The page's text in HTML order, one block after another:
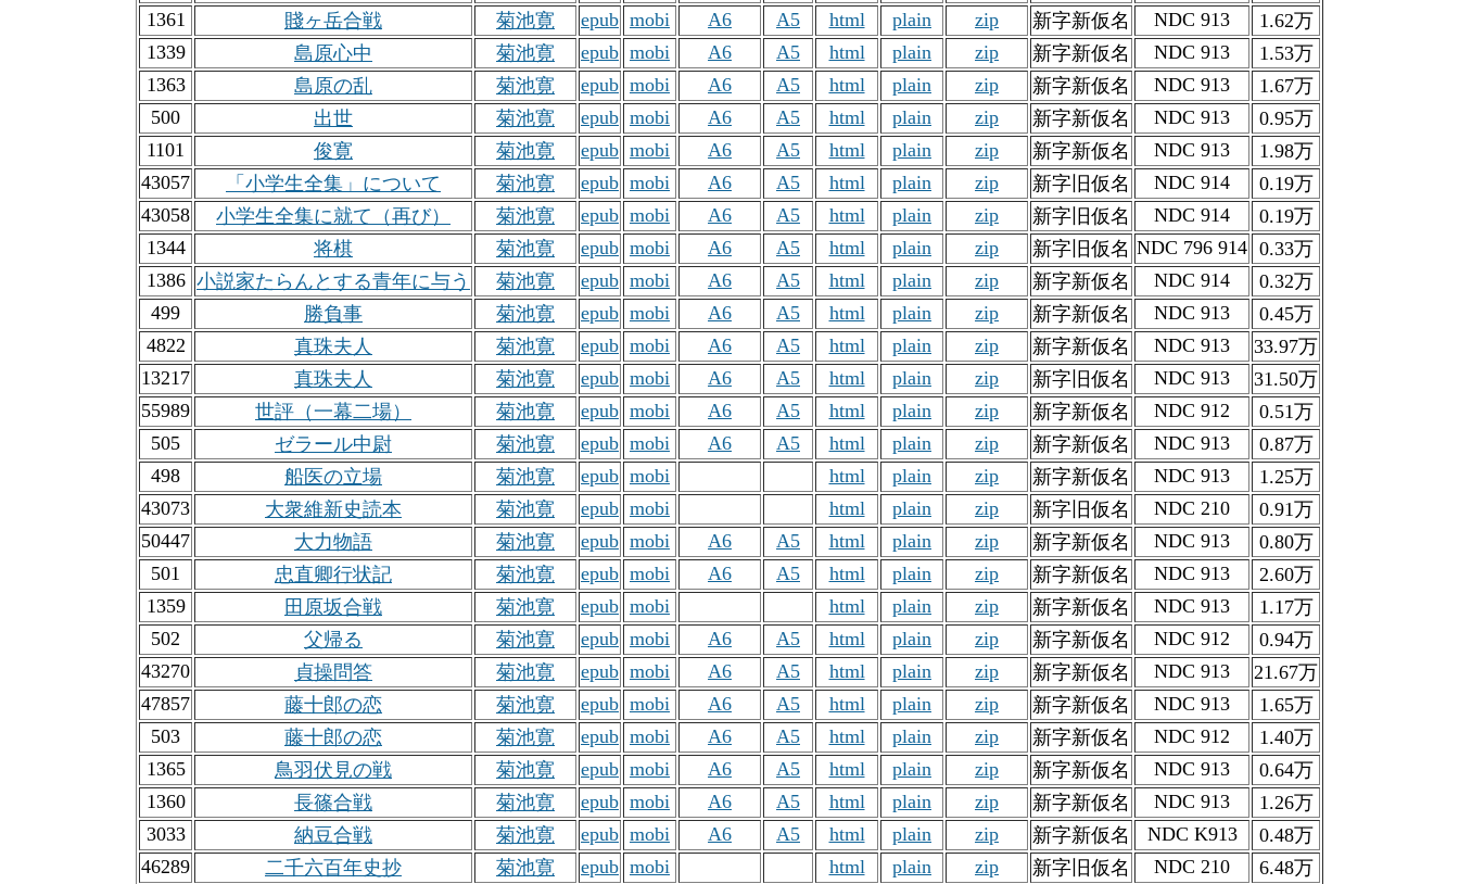
1361
賤ヶ岳合戦 菊池寛 epub mobi A6 A5 html plain zip 新字新仮名 NDC 913
1.62万
1339
島原心中 菊池寛 epub mobi A6 A5 html plain zip 新字新仮名 NDC 913
1.53万
1363
島原の乱 菊池寛 epub mobi A6 A5 html plain zip 新字新仮名 NDC 913
1.67万
500
出世 菊池寛 epub mobi A6 A5 html plain zip 新字新仮名 NDC 913
0.95万
1101
俊寛 菊池寛 epub mobi A6 A5 html plain zip 新字新仮名 NDC 913
1.98万
43057
「小学生全集」について 菊池寛 epub mobi A6 A5 html plain zip 新字旧仮名 NDC 914
0.19万
43058
小学生全集に就て（再び） 菊池寛 epub mobi A6 A5 html plain zip 新字旧仮名 NDC 914
0.19万
1344
将棋 菊池寛 epub mobi A6 A5 html plain zip 新字旧仮名 NDC 796 914 0.33万
1386 小説家たらんとする青年に与う 菊池寛 epub mobi A6 A5 html plain zip 新字新仮名 NDC 914
0.32万
499
勝負事 菊池寛 epub mobi A6 A5 html plain zip 新字新仮名 NDC 913
0.45万
4822
真珠夫人 菊池寛 epub mobi A6 A5 html plain zip 新字新仮名 NDC 913
33.97万
13217
真珠夫人 菊池寛 epub mobi A6 A5 html plain zip 新字旧仮名 NDC 913
31.50万
55989
世評（一幕二場） 菊池寛 epub mobi A6 A5 html plain zip 新字新仮名 NDC 912
0.51万
505
ゼラール中尉 菊池寛 epub mobi A6 A5 html plain zip 新字新仮名 NDC 913
0.87万
498
船医の立場 菊池寛 epub mobi html plain zip 新字新仮名 NDC 913
1.25万
43073
大衆維新史読本 菊池寛 epub mobi html plain zip 新字旧仮名 NDC 210
0.91万
50447
大力物語 菊池寛 epub mobi A6 A5 html plain zip 新字新仮名 NDC 913
0.80万
501
忠直卿行状記 菊池寛 epub mobi A6 A5 html plain zip 新字新仮名 NDC 913
2.60万
1359
田原坂合戦 菊池寛 epub mobi html plain zip 新字新仮名 NDC 913
1.17万
502
父帰る 菊池寛 epub mobi A6 A5 html plain zip 新字新仮名 NDC 912
0.94万
43270
貞操問答 菊池寛 epub mobi A6 A5 html plain zip 新字新仮名 NDC 913
21.67万
47857
藤十郎の恋 菊池寛 epub mobi A6 A5 html plain zip 新字新仮名 NDC 913
1.65万
503
藤十郎の恋 菊池寛 epub mobi A6 A5 html plain zip 新字新仮名 NDC 912
1.40万
1365
鳥羽伏見の戦 菊池寛 epub mobi A6 A5 html plain zip 新字新仮名 NDC 913
0.64万
1360
長篠合戦 菊池寛 epub mobi A6 A5 html plain zip 新字新仮名 NDC 913
1.26万
3033
納豆合戦 菊池寛 epub mobi A6 A5 html plain zip 新字新仮名 NDC K913
0.48万
46289
二千六百年史抄 菊池寛 epub mobi html plain zip 新字旧仮名 NDC 210 6.48万